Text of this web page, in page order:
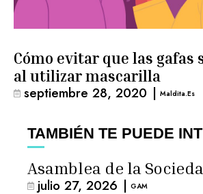
Cómo evitar que las gafas
al utilizar mascarilla
septiembre 28, 2020 | Maldita.es
TAMBIÉN TE PUEDE
Asamblea de la
julio 27, 2026 | GAM